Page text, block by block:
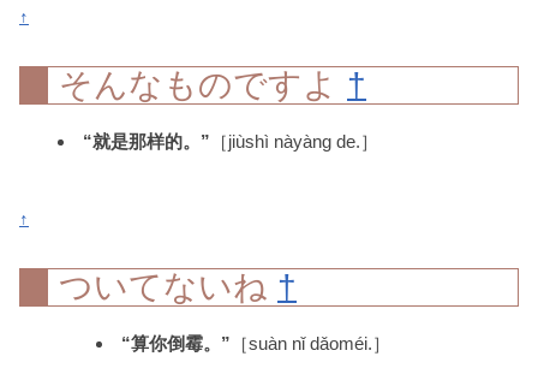
↑
そんなものですよ †
“就是那样的。” ［jiùshì nàyàng de.］
↑
ついてないね †
“算你倒霉。” ［suàn nǐ dǎoméi.］